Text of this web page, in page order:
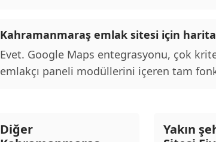
Kahramanmaraş emlak sitesi için
Evet. Google Maps entegrasyonu, çok
emlakçı paneli modüllerini içeren tam
Diğer
Yakın